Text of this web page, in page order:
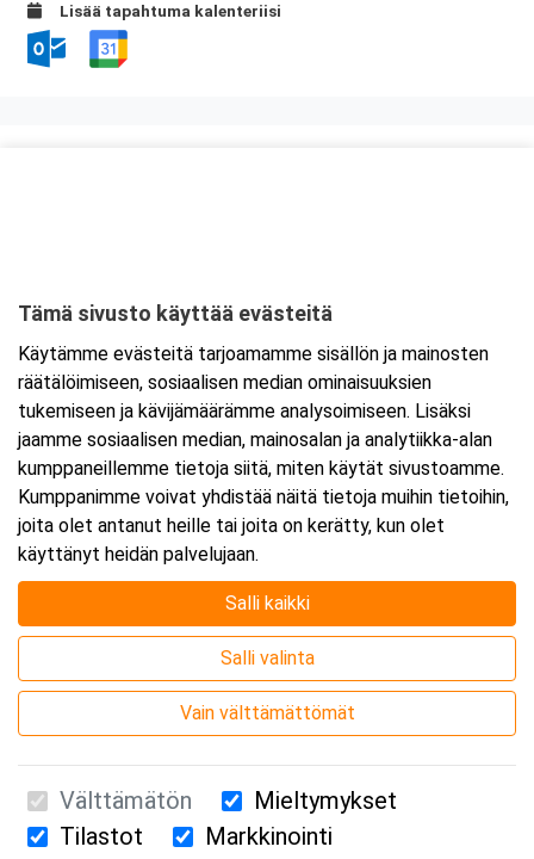
Lisää tapahtuma kalenteriisi
Tarkempi kartta ja ajo-ohjeet
Suomen Ensiapukoulutus Oy / Valimotie 21 / 00380 Helsinki
Tämä sivusto käyttää evästeitä
Käytämme evästeitä tarjoamamme sisällön ja mainosten
räätälöimiseen, sosiaalisen median ominaisuuksien
tukemiseen ja kävijämäärämme analysoimiseen. Lisäksi
jaamme sosiaalisen median, mainosalan ja analytiikka-alan
kumppaneillemme tietoja siitä, miten käytät sivustoamme.
Kumppanimme voivat yhdistää näitä tietoja muihin tietoihin,
joita olet antanut heille tai joita on kerätty, kun olet
käyttänyt heidän palvelujaan.
Salli kaikki
Salli valinta
Vain välttämättömät
Välttämätön
Mieltymykset
Tilastot
Markkinointi